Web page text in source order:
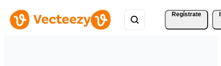
Regístrate